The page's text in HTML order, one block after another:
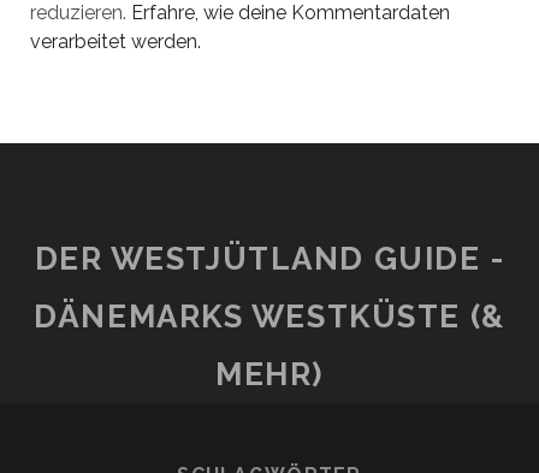
reduzieren. Erfahre, wie deine Kommentardaten
verarbeitet werden.
DER WESTJÜTLAND GUIDE -
DÄNEMARKS WESTKÜSTE (&
MEHR)